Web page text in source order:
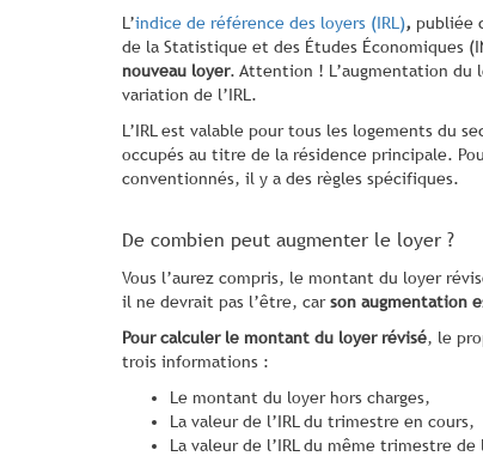
L’indice de référence des loyers (IRL), publiée
de la Statistique et des Études Économiques
nouveau loyer. Attention ! L’augmentation du
variation de l’IRL.
L’IRL est valable pour tous les logements du
occupés au titre de la résidence principale.
conventionnés, il y a des règles spécifiques.
De combien peut augmenter le loyer ?
Vous l’aurez compris, le montant du loyer
il ne devrait pas l’être, carson augmentation
Pour calculer le montant du loyer révisé, le
trois informations :
Le montant du loyer hors charges,
La valeur de l’IRL du trimestre en cours,
La valeur de l’IRL du même trimestre